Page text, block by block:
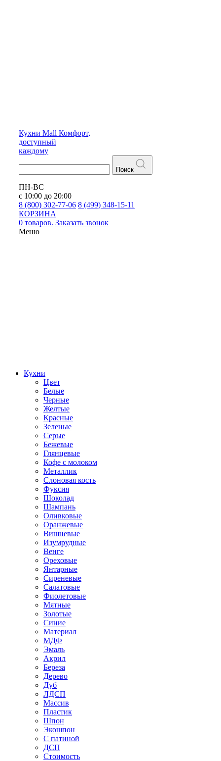
Кухни Mall Комфорт,
доступный
каждому
Поиск
ПН-ВС
с 10:00 до 20:00
8 (800) 302-77-06 8 (499) 348-15-11
КОРЗИНА
0 товаров. Заказать звонок
Меню
Кухни
Цвет
Белые
Черные
Желтые
Красные
Зеленые
Серые
Бежевые
Глянцевые
Кофе с молоком
Металлик
Слоновая кость
Фуксия
Шоколад
Шампань
Оливковые
Оранжевые
Вишневые
Изумрудные
Венге
Ореховые
Янтарные
Сиреневые
Салатовые
Фиолетовые
Мятные
Золотые
Синие
Материал
МДФ
Эмаль
Акрил
Береза
Дерево
Дуб
ЛДСП
Массив
Пластик
Шпон
Экошпон
С патиной
ДСП
Стоимость